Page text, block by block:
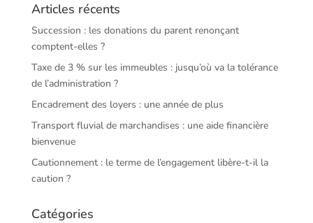
Articles récents
Succession : les donations du parent renonçant
comptent-elles ?
Taxe de 3 % sur les immeubles : jusqu’où va la tolérance
de l’administration ?
Encadrement des loyers : une année de plus
Transport fluvial de marchandises : une aide financière
bienvenue
Cautionnement : le terme de l’engagement libère-t-il la
caution ?
Catégories